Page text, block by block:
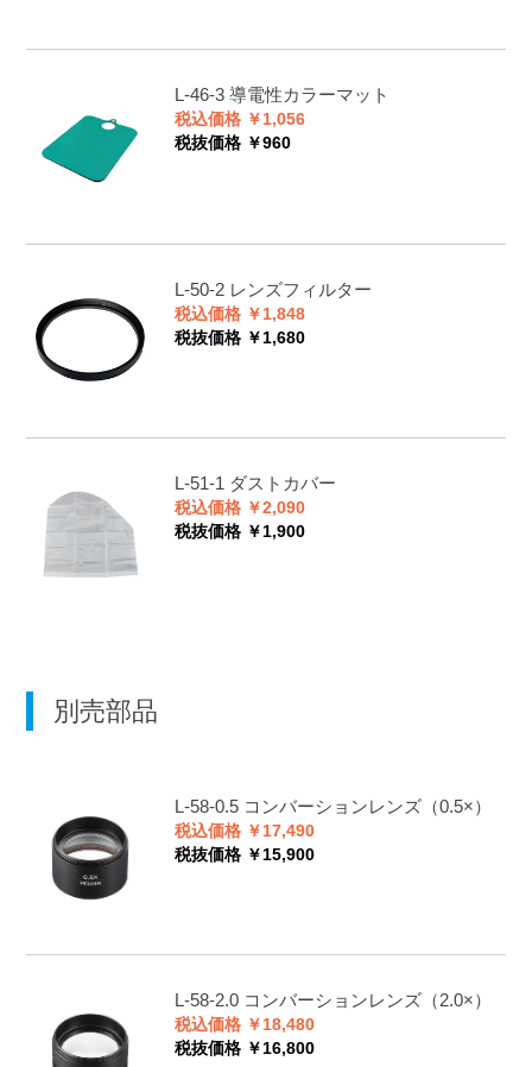
L-46-3 導電性カラーマット
税込価格 ￥1,056
税抜価格 ￥960
L-50-2 レンズフィルター
税込価格 ￥1,848
税抜価格 ￥1,680
L-51-1 ダストカバー
税込価格 ￥2,090
税抜価格 ￥1,900
別売部品
L-58-0.5 コンバーションレンズ（0.5×）
税込価格 ￥17,490
税抜価格 ￥15,900
L-58-2.0 コンバーションレンズ（2.0×）
税込価格 ￥18,480
税抜価格 ￥16,800